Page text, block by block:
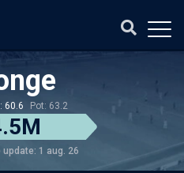
60.6 Pot: 63.2
update: 1 aug. 26